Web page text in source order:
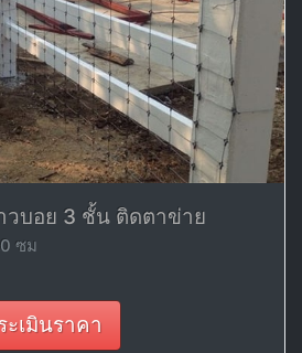
วบอย 3 ชั้น ติดตาข่าย
ซม
เมินราคา